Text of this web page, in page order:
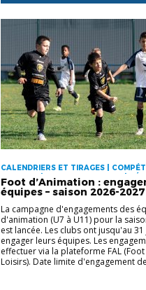
CALENDRIERS ET TIRAGES |
D'EMPLOI | FOOT D'ANIMATION |
VIE DES CLUBS
Foot d’Animation :
équipes – saison 2026-2027
La campagne d'engagements des
d'animation (U7 à U11) pour la
est lancée. Les clubs ont jusqu'au
engager leurs équipes. Les
effectuer via la plateforme FAL
Loisirs). Date limite d'engagement